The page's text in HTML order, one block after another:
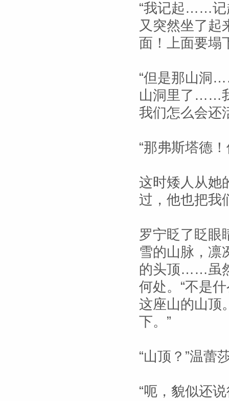
“我记起……记
又突然坐了起
面！上面要塌
“但是那山洞
山洞里了……
我们怎么会还
“那弗斯塔德
这时矮人从她
过，他也把我
罗宁眨了眨眼
雪的山脉，凛
的头顶……虽
何处。“不是
这座山的山顶
下。”
“山顶？”温蕾
“呃，貌似还